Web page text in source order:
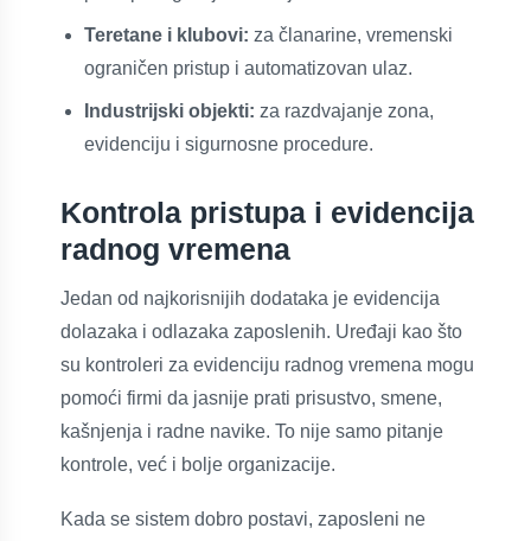
Teretane i klubovi: za članarine, vremenski
ograničen pristup i automatizovan ulaz.
Industrijski objekti: za razdvajanje zona,
evidenciju i sigurnosne procedure.
Kontrola pristupa i evidencija
radnog vremena
Jedan od najkorisnijih dodataka je evidencija
dolazaka i odlazaka zaposlenih. Uređaji kao što
su kontroleri za evidenciju radnog vremena mogu
pomoći firmi da jasnije prati prisustvo, smene,
kašnjenja i radne navike. To nije samo pitanje
kontrole, već i bolje organizacije.
Kada se sistem dobro postavi, zaposleni ne